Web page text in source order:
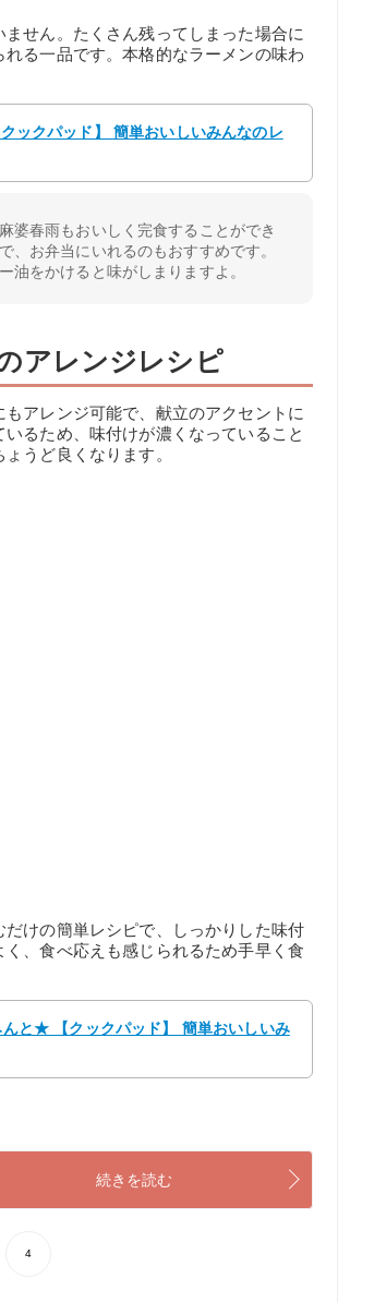
せん。たくさん残ってしまった場合に
る一品です。本格的なラーメンの味わ
ックパッド】 簡単おいしいみんなのレ
婆春雨もおいしく完食することができ
、お弁当にいれるのもおすすめです。
油をかけると味がしまりますよ。
アレンジレシピ
アレンジ可能で、献立のアクセントに
るため、味付けが濃くなっていること
うど良くなります。
けの簡単レシピで、しっかりした味付
、食べ応えも感じられるため手早く食
と★ 【クックパッド】 簡単おいしいみ
続きを読む
4